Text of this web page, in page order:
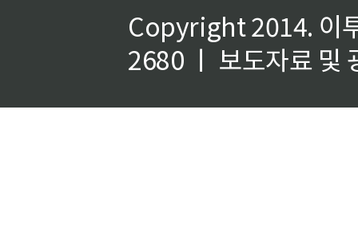
Copyright 2014. 이
2680 ㅣ 보도자료